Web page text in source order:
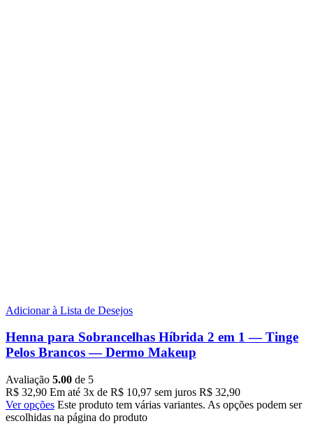
Adicionar à Lista de Desejos
Henna para Sobrancelhas Híbrida 2 em 1 — Tinge
Pelos Brancos — Dermo Makeup
Avaliação 5.00 de 5
R$ 32,90 Em até 3x de R$ 10,97 sem juros R$ 32,90
Ver opções Este produto tem várias variantes. As opções podem ser
escolhidas na página do produto